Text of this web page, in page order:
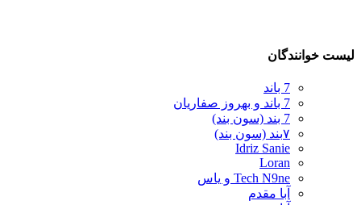
لیست خوانندگان
7 باند
7 باند و بهروز صفاریان
7 بند (سون بند)
۷بند (سون بند)
Idriz Sanie
Loran
Tech N9ne و یاس
آبا مقدم